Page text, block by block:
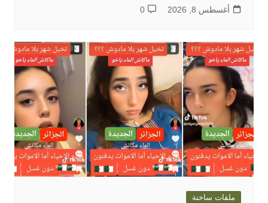
أغسطس 8, 2026 0
ملفات ساخنة